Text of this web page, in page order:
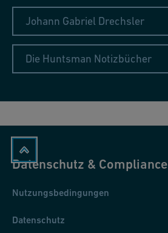
Johann Gabriel Drechsler
Die Huntsman Notizbücher
Datenschutz & Compliance
Nutzungsbedingungen
Datenschutz